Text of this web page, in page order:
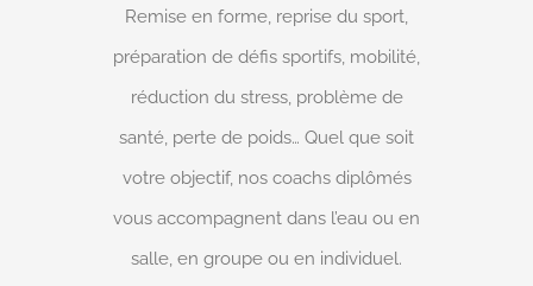
Remise en forme, reprise du sport,
préparation de défis sportifs, mobilité,
réduction du stress, problème de
santé, perte de poids… Quel que soit
votre objectif, nos coachs diplômés
vous accompagnent dans l’eau ou en
salle, en groupe ou en individuel.